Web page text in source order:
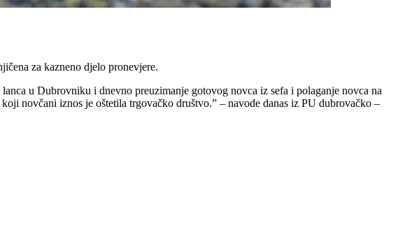
za kazneno djelo pronevjere.
u Dubrovniku i dnevno preuzimanje gotovog novca iz sefa i polaganje novca na
novčani iznos je oštetila trgovačko društvo.” – navode danas iz PU dubrovačko –